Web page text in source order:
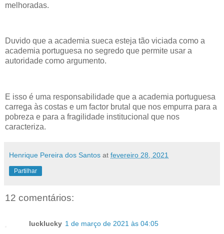
melhoradas.
Duvido que a academia sueca esteja tão viciada como a
academia portuguesa no segredo que permite usar a
autoridade como argumento.
E isso é uma responsabilidade que a academia portuguesa
carrega às costas e um factor brutal que nos empurra para a
pobreza e para a fragilidade institucional que nos
caracteriza.
Henrique Pereira dos Santos at fevereiro 28, 2021
Partilhar
12 comentários:
lucklucky 1 de março de 2021 às 04:05